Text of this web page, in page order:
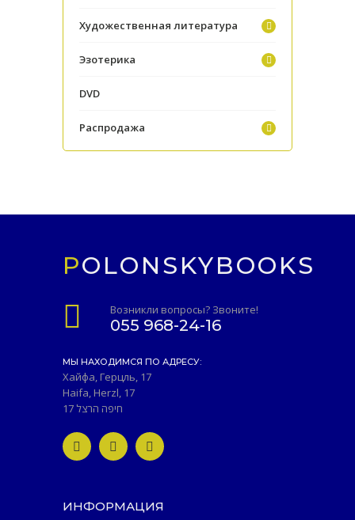
Художественная литература
Эзотерика
DVD
Распродажа
POLONSKYBOOKS
Возникли вопросы? Звоните!
055 968-24-16
МЫ НАХОДИМСЯ ПО АДРЕСУ:
Хайфа, Герцль, 17
Haifa, Herzl, 17
חיפה הרצל 17
ИНФОРМАЦИЯ